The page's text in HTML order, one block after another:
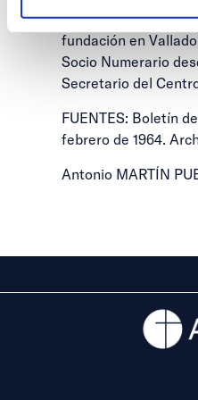
Miembro de la ACN
fundación en
Socio Numerario
Secretario del
FUENTES: Boletín
febrero de 1964.
Antonio MARTÍN